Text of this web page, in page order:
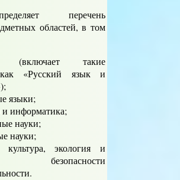
перечень
областей, в том
(включает такие
«Русский язык и
языки;
информатика;
науки;
науки;
культура, экология и
безопасности